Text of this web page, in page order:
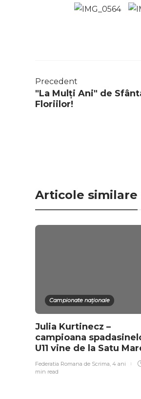
Precedent
"La Mulți Ani" de
Floriilor!
Articole similare
Campionate naționale
Julia Kurtinecz –
campioana
U11 vine de la Satu
Federatia Romana de Scrima, 4 ani
min read